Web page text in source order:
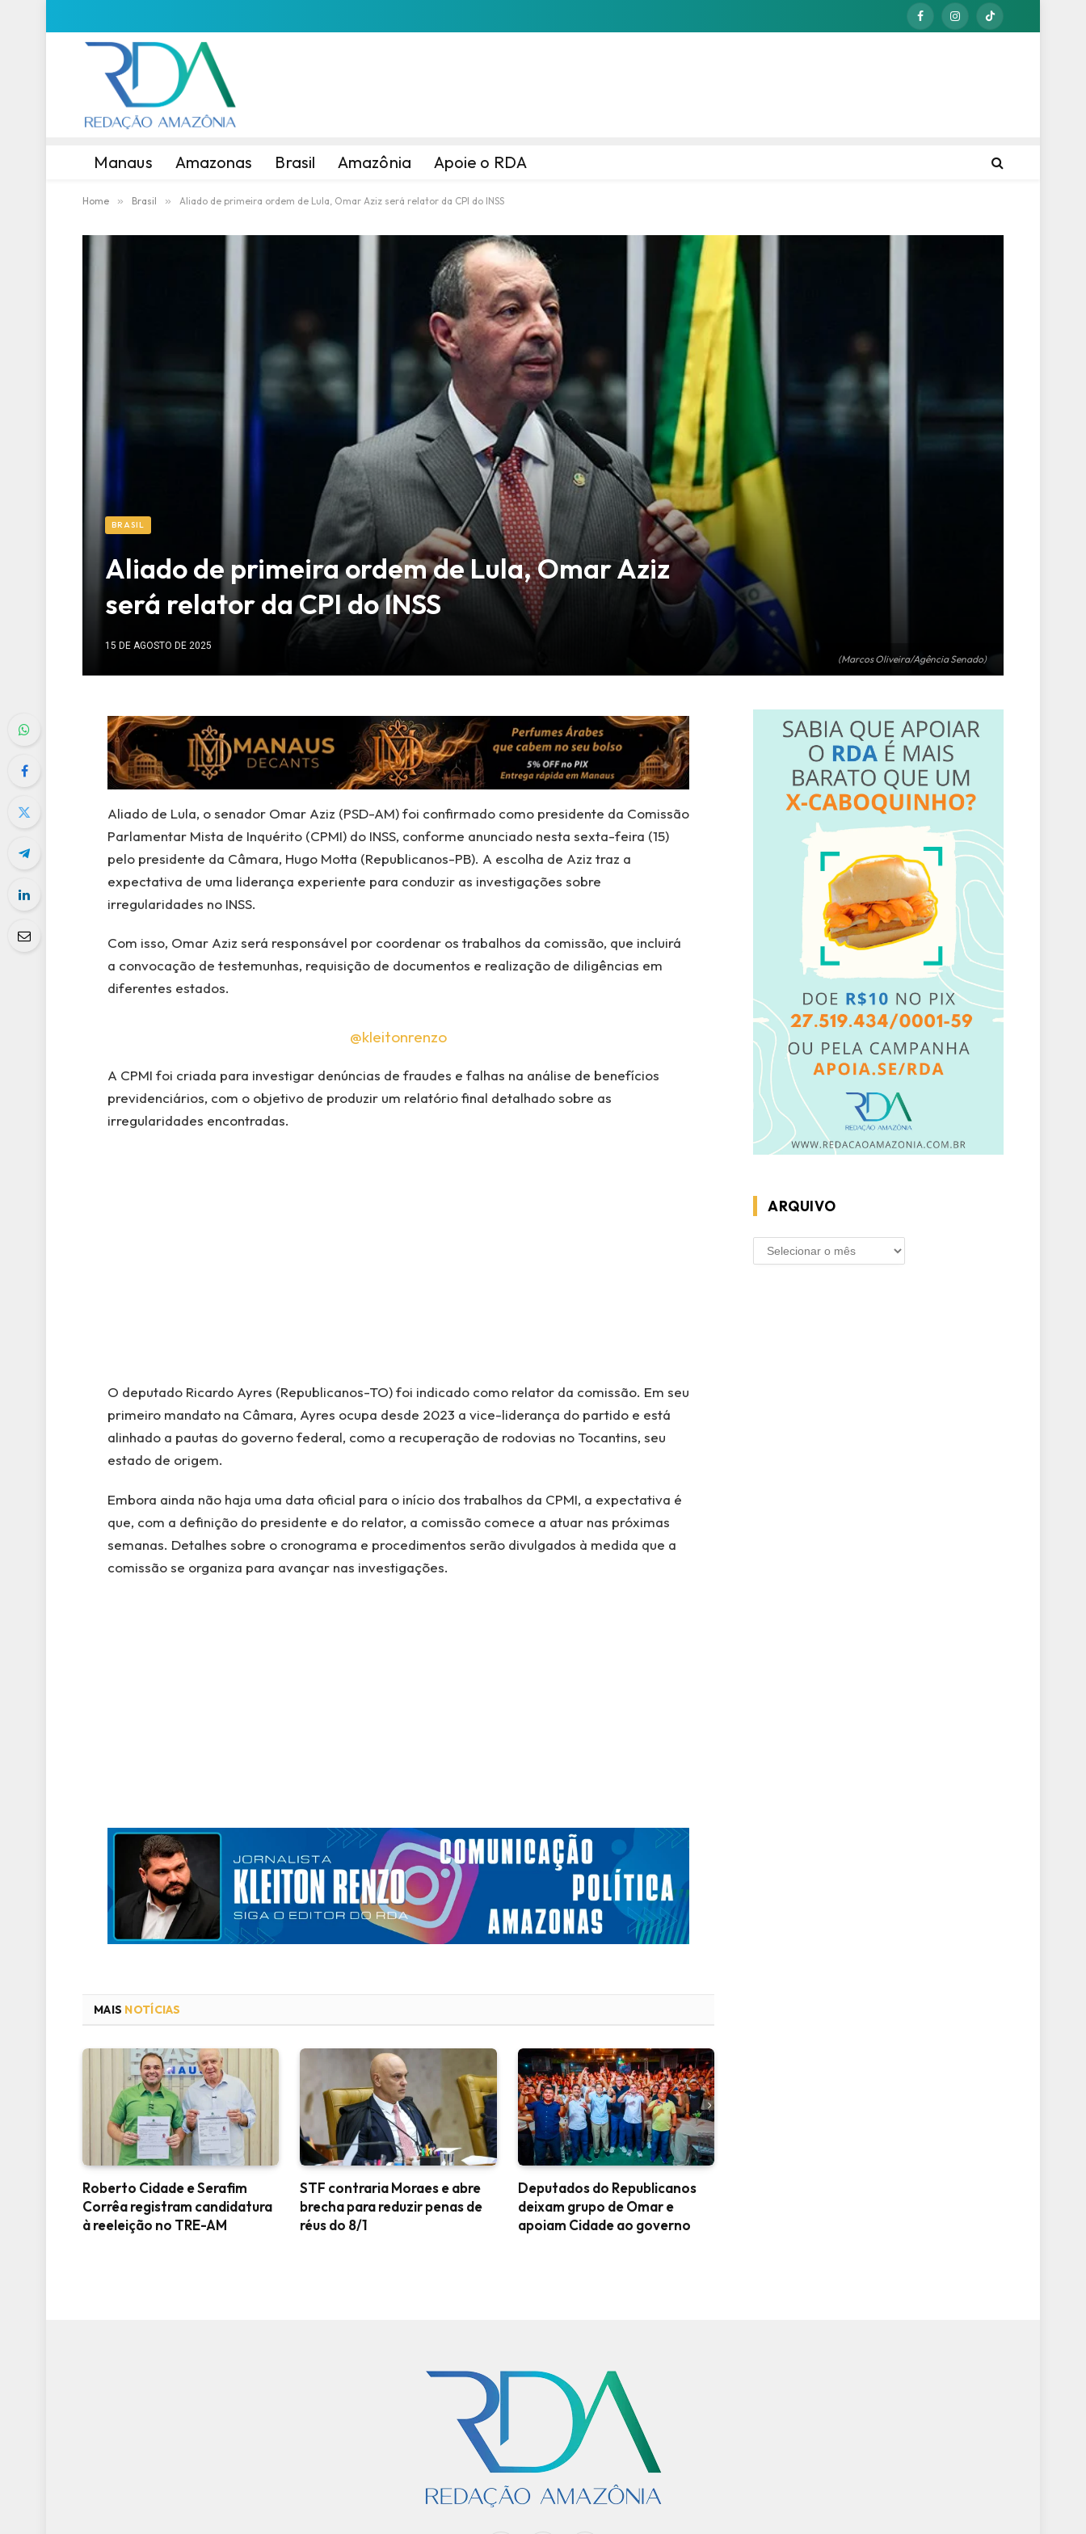
FacebookInstagramTikTok
Manaus Amazonas Brasil Amazônia Apoie o RDA
Home » Brasil » Aliado de primeira ordem de Lula, Omar Aziz será relator da CPI do INSS
(Marcos Oliveira/Agência Senado)
BRASIL
Aliado de primeira ordem de Lula, Omar Aziz
será relator da CPI do INSS
15 DE AGOSTO DE 2025
Aliado de Lula, o senador Omar Aziz (PSD-AM) foi confirmado como presidente da Comissão
Parlamentar Mista de Inquérito (CPMI) do INSS, conforme anunciado nesta sexta-feira (15)
pelo presidente da Câmara, Hugo Motta (Republicanos-PB). A escolha de Aziz traz a
expectativa de uma liderança experiente para conduzir as investigações sobre
irregularidades no INSS.
Com isso, Omar Aziz será responsável por coordenar os trabalhos da comissão, que incluirá
a convocação de testemunhas, requisição de documentos e realização de diligências em
diferentes estados.
@kleitonrenzo
A CPMI foi criada para investigar denúncias de fraudes e falhas na análise de benefícios
previdenciários, com o objetivo de produzir um relatório final detalhado sobre as
irregularidades encontradas.
O deputado Ricardo Ayres (Republicanos-TO) foi indicado como relator da comissão. Em seu
primeiro mandato na Câmara, Ayres ocupa desde 2023 a vice-liderança do partido e está
alinhado a pautas do governo federal, como a recuperação de rodovias no Tocantins, seu
estado de origem.
Embora ainda não haja uma data oficial para o início dos trabalhos da CPMI, a expectativa é
que, com a definição do presidente e do relator, a comissão comece a atuar nas próximas
semanas. Detalhes sobre o cronograma e procedimentos serão divulgados à medida que a
comissão se organiza para avançar nas investigações.
MAIS NOTÍCIAS
Roberto Cidade e Serafim
Corrêa registram candidatura
à reeleição no TRE-AM
STF contraria Moraes e abre
brecha para reduzir penas de
réus do 8/1
Deputados do Republicanos
deixam grupo de Omar e
apoiam Cidade ao governo
ARQUIVO
ARQUIVO